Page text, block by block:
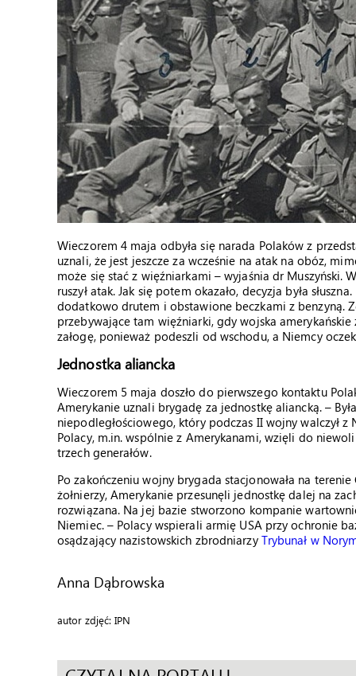
Wieczorem 4 maja odbyła się narada Polaków z
uznali, że jest jeszcze za wcześnie na atak na obóz,
może się stać z więźniarkami – wyjaśnia dr Muszyński.
ruszył atak. Jak się potem okazało, decyzja była
dodatkowo drutem i obstawione beczkami z benzyną.
przebywające tam więźniarki, gdy wojska
załogę, ponieważ podeszli od wschodu, a Niemcy
Jednostka aliancka
Wieczorem 5 maja doszło do pierwszego kontaktu
Amerykanie uznali brygadę za jednostkę aliancką. –
niepodległościowego, który podczas II wojny walczył
Polacy, m.in. wspólnie z Amerykanami, wzięli do
trzech generałów.
Po zakończeniu wojny brygada stacjonowała na
żołnierzy, Amerykanie przesunęli jednostkę dalej na
rozwiązana. Na jej bazie stworzono kompanie
Niemiec. – Polacy wspierali armię USA przy ochronie
osądzający nazistowskich zbrodniarzy Trybunał w
Anna Dąbrowska
autor zdjęć: IPN